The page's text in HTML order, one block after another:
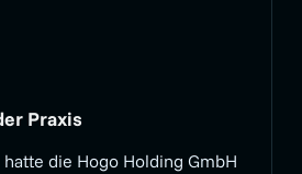
Praxis
die Hogo Holding GmbH